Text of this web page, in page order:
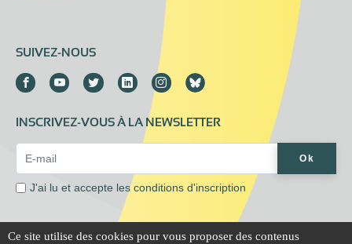
SUIVEZ-NOUS
INSCRIVEZ-VOUS À LA NEWSLETTER
Ok
J'ai lu et accepte lesconditions d'inscription
Ce site utilise des cookies pour vous proposer des contenus